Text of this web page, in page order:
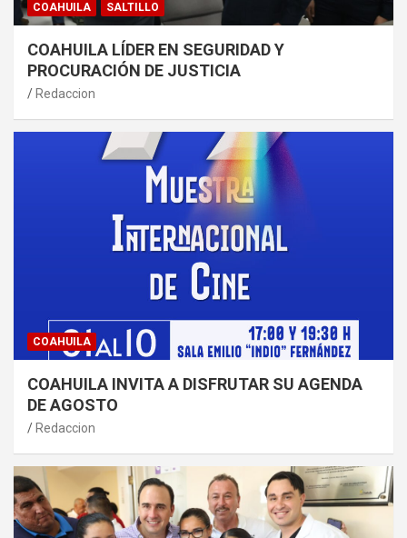
COAHUILA SALTILLO
COAHUILA LÍDER EN SEGURIDAD Y
PROCURACIÓN DE JUSTICIA
Redaccion
COAHUILA
COAHUILA INVITA A DISFRUTAR SU AGENDA
DE AGOSTO
Redaccion